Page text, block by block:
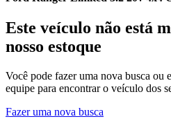
Este veículo não está
nosso estoque
Você pode fazer uma nova busca ou
equipe para encontrar o veículo dos
Fazer uma nova busca